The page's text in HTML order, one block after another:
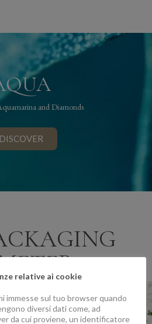
and Diamonds
DISCOVER
relative ai cookie
immesse sul tuo browser quando
diversi dati come, ad
da cui proviene, un identificatore